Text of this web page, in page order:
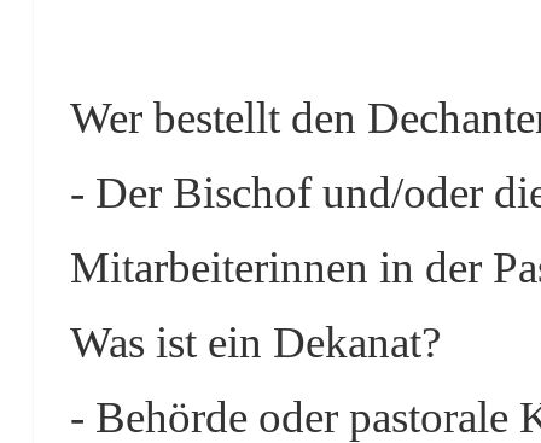
Wer bestellt den
- Der Bischof und/oder
Mitarbeiterinnen in der
Was ist ein Dekanat?
- Behörde oder pastorale